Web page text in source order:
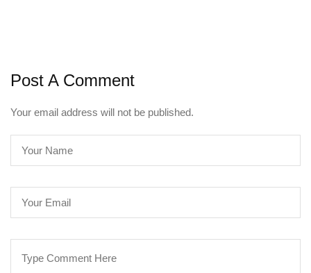
Post A Comment
Your email address will not be published.